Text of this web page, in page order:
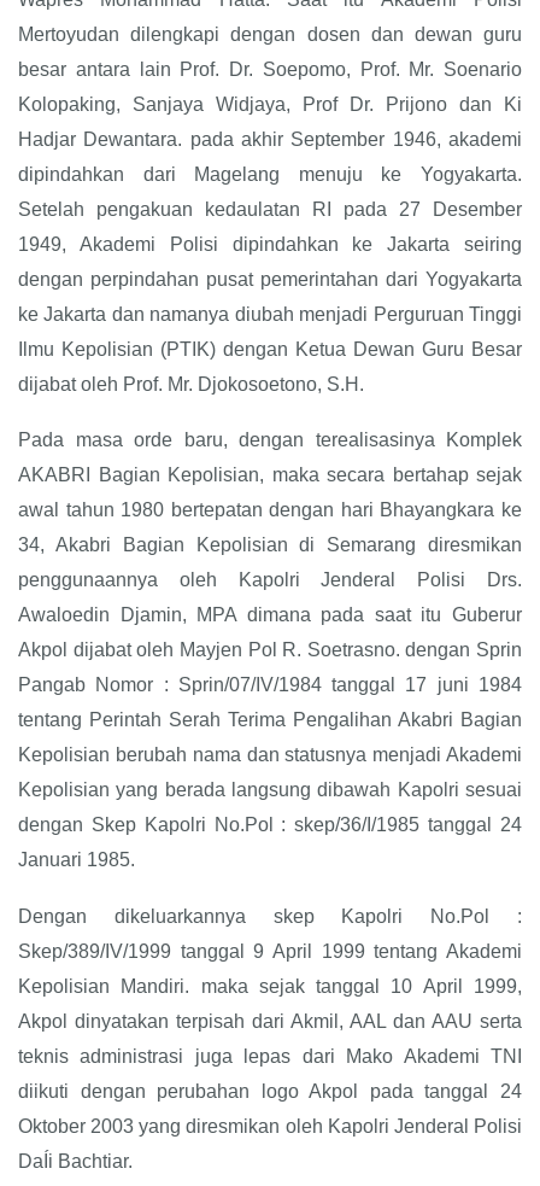
Mertoyudan dilengkapi dengan dosen dan dewan guru
besar antara lain Prof. Dr. Soepomo, Prof. Mr. Soenario
Kolopaking, Sanjaya Widjaya, Prof Dr. Prijono dan Ki
Hadjar Dewantara. pada akhir September 1946, akademi
dipindahkan dari Magelang menuju ke Yogyakarta.
Setelah pengakuan kedaulatan RI pada 27 Desember
1949, Akademi Polisi dipindahkan ke Jakarta seiring
dengan perpindahan pusat pemerintahan dari Yogyakarta
ke Jakarta dan namanya diubah menjadi Perguruan Tinggi
Ilmu Kepolisian (PTIK) dengan Ketua Dewan Guru Besar
dijabat oleh Prof. Mr. Djokosoetono, S.H.
Pada masa orde baru, dengan terealisasinya Komplek
AKABRI Bagian Kepolisian, maka secara bertahap sejak
awal tahun 1980 bertepatan dengan hari Bhayangkara ke
34, Akabri Bagian Kepolisian di Semarang diresmikan
penggunaannya oleh Kapolri Jenderal Polisi Drs.
Awaloedin Djamin, MPA dimana pada saat itu Guberur
Akpol dijabat oleh Mayjen Pol R. Soetrasno. dengan Sprin
Pangab Nomor : Sprin/07/IV/1984 tanggal 17 juni 1984
tentang Perintah Serah Terima Pengalihan Akabri Bagian
Kepolisian berubah nama dan statusnya menjadi Akademi
Kepolisian yang berada langsung dibawah Kapolri sesuai
dengan Skep Kapolri No.Pol : skep/36/I/1985 tanggal 24
Januari 1985.
Dengan dikeluarkannya skep Kapolri No.Pol :
Skep/389/IV/1999 tanggal 9 April 1999 tentang Akademi
Kepolisian Mandiri. maka sejak tanggal 10 April 1999,
Akpol dinyatakan terpisah dari Akmil, AAL dan AAU serta
teknis administrasi juga lepas dari Mako Akademi TNI
diikuti dengan perubahan logo Akpol pada tanggal 24
Oktober 2003 yang diresmikan oleh Kapolri Jenderal Polisi
DaÍi Bachtiar.